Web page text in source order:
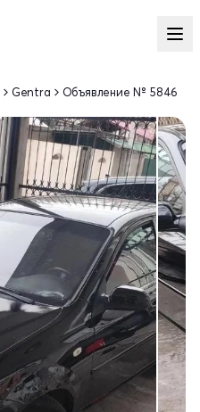
Gentra Объявление № 5846